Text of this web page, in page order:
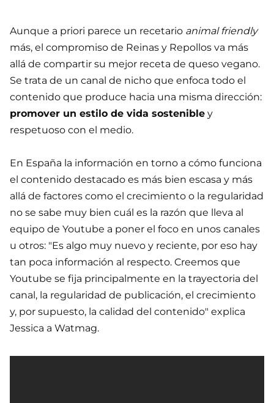
Aunque a priori parece un recetario animal friendly
más, el compromiso de Reinas y Repollos va más
allá de compartir su mejor receta de queso vegano.
Se trata de un canal de nicho que enfoca todo el
contenido que produce hacia una misma dirección:
promover un estilo de vida sostenible y
respetuoso con el medio.
En España la información en torno a cómo funciona
el contenido destacado es más bien escasa y más
allá de factores como el crecimiento o la regularidad
no se sabe muy bien cuál es la razón que lleva al
equipo de Youtube a poner el foco en unos canales
u otros: "Es algo muy nuevo y reciente, por eso hay
tan poca información al respecto. Creemos que
Youtube se fija principalmente en la trayectoria del
canal, la regularidad de publicación, el crecimiento
y, por supuesto, la calidad del contenido" explica
Jessica a Watmag.